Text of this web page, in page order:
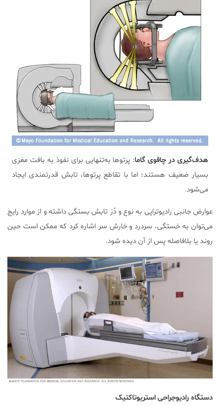
هدف‌گیری در چاقوی گاما: پرتوها به‌تنهایی برای نفوذ به بافت مغزی
بسیار ضعیف هستند؛ اما با تقاطع پرتوها، تابش قدرتمندی ایجاد
می‌شود.
عوارض جانبی رادیوتراپی به نوع و دُز تابش بستگی داشته و از موارد رایج
می‌توان به خستگی، سردرد و خارش سر اشاره کرد که ممکن است حین
روند یا بلافاصله پس از آن دیده شود.
دستگاه رادیوجراحی استریوتاکتیک